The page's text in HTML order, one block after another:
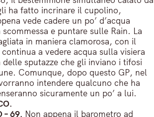
ha fatto incrinare il cupolino,
vede cadere un po’ d’acqua
e puntare sulle Rain. La
in maniera clamorosa, con il
a vedere acqua sulla visiera
sputazze che gli inviano i tifosi
Comunque, dopo questo GP, nel
intendere qualcuno che ha
sicuramente un po’ a lui.
– 69. Non appena il barometro ad